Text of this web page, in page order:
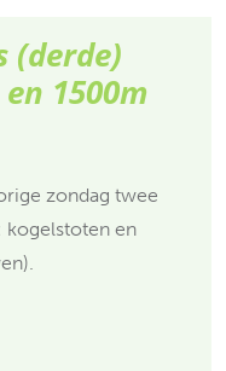
(derde)
1500m
zondag twee
en